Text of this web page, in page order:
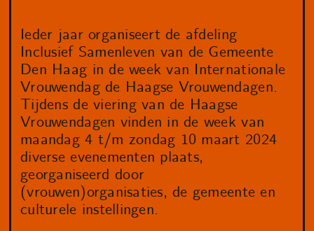
Ieder jaar organiseert de afdeling
Inclusief Samenleven van de Gemeente
Den Haag in de week van Internationale
Vrouwendag de Haagse Vrouwendagen.
Tijdens de viering van de Haagse
Vrouwendagen vinden in de week van
maandag 4 t/m zondag 10 maart 2024
diverse evenementen plaats,
georganiseerd door
(vrouwen)organisaties, de gemeente en
culturele instellingen.